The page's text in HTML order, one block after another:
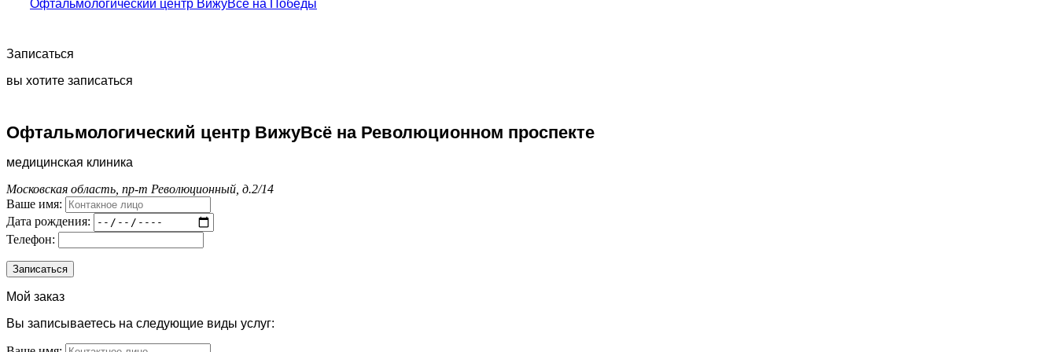
Офтальмологический центр ВижуВсё на Победы
Записаться
вы хотите записаться
Офтальмологический центр ВижуВсё на Революционном проспекте
медицинская клиника
Московская область, пр-т Революционный, д.2/14
Ваше имя:
Дата рождения:
Телефон:
Мой заказ
Вы записываетесь на следующие виды услуг: